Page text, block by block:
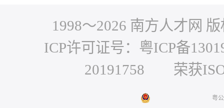
1998～2026 南方人才网
ICP许可证号：粤ICP备
20191758 荣获
粤